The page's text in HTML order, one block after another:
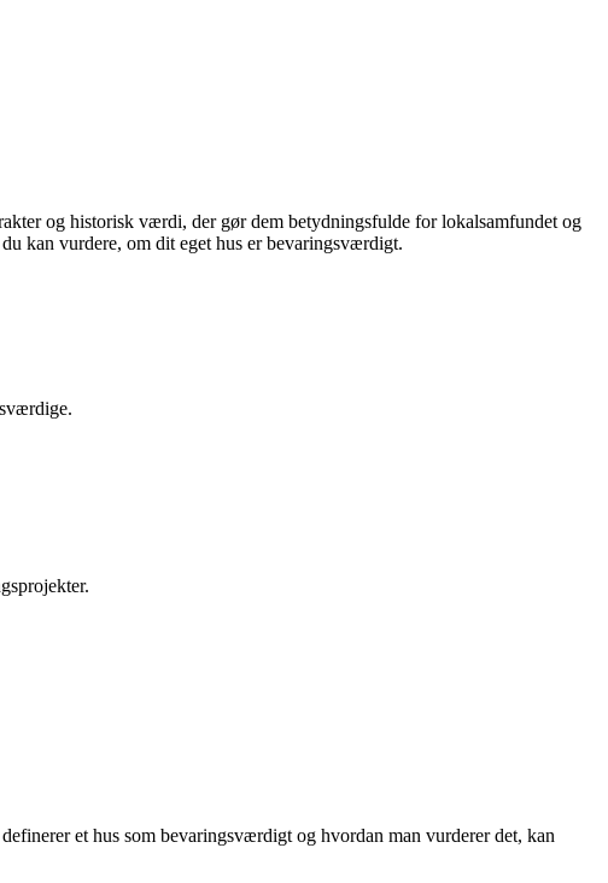
og historisk værdi, der gør dem betydningsfulde for lokalsamfundet og
kan vurdere, om dit eget hus er bevaringsværdigt.
et hus som bevaringsværdigt og hvordan man vurderer det, kan